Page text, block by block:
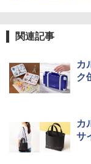
関連記事
カ
ク
カ
サ